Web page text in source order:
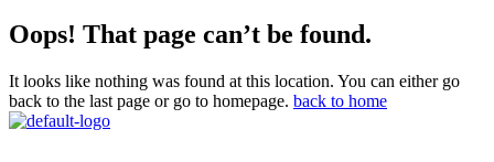
Oops! That page can’t be found.
It looks like nothing was found at this location. You can either go
back to the last page or go to homepage. back to home